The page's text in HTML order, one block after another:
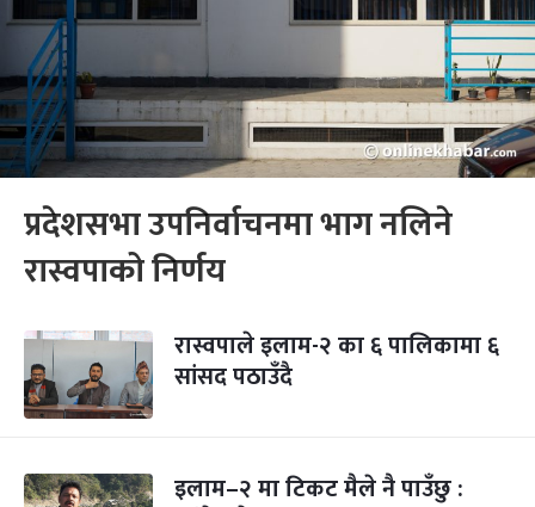
प्रदेशसभा उपनिर्वाचनमा भाग नलिने
रास्वपाको निर्णय
रास्वपाले इलाम-२ का ६ पालिकामा ६
सांसद पठाउँदै
इलाम–२ मा टिकट मैले नै पाउँछु :